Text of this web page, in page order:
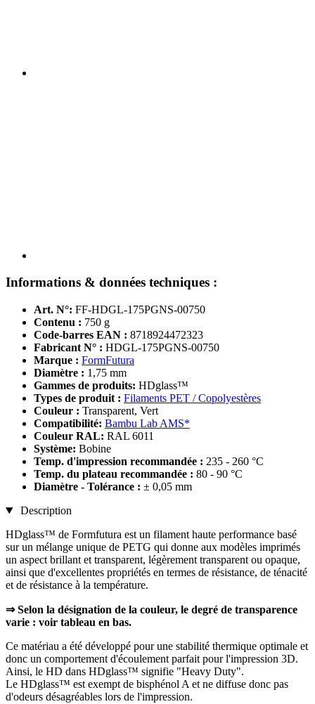
Informations & données techniques :
Art. N°: FF-HDGL-175PGNS-00750
Contenu : 750 g
Code-barres EAN : 8718924472323
Fabricant N° : HDGL-175PGNS-00750
Marque : FormFutura
Diamètre : 1,75 mm
Gammes de produits: HDglass™
Types de produit : Filaments PET / Copolyestères
Couleur : Transparent, Vert
Compatibilité: Bambu Lab AMS*
Couleur RAL: RAL 6011
Système: Bobine
Temp. d'impression recommandée : 235 - 260 °C
Temp. du plateau recommandée : 80 - 90 °C
Diamètre - Tolérance : ± 0,05 mm
Description
HDglass™ de Formfutura est un filament haute performance basé
sur un mélange unique de PETG qui donne aux modèles imprimés
un aspect brillant et transparent, légèrement transparent ou opaque,
ainsi que d'excellentes propriétés en termes de résistance, de ténacité
et de résistance à la température.
⇒ Selon la désignation de la couleur, le degré de transparence
varie : voir tableau en bas.
Ce matériau a été développé pour une stabilité thermique optimale et
donc un comportement d'écoulement parfait pour l'impression 3D.
Ainsi, le HD dans HDglass™ signifie "Heavy Duty".
Le HDglass™ est exempt de bisphénol A et ne diffuse donc pas
d'odeurs désagréables lors de l'impression.